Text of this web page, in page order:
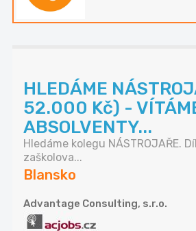
HLEDÁME
52.000 Kč) -
ABSOLVENTY...
Hledáme kolegu NÁSTROJAŘE.
zaškolova...
Blansko
Advantage Consulting, s.r.o.